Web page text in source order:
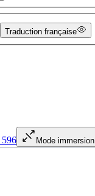
Traduction française
596 Mode immersion